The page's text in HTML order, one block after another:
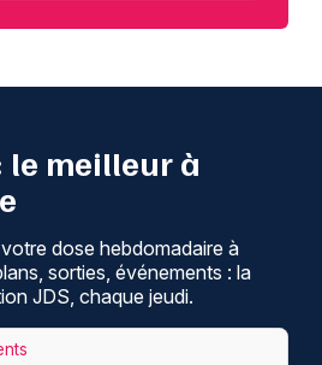
le meilleur à
dose hebdomadaire à
sorties, événements : la
JDS, chaque jeudi.